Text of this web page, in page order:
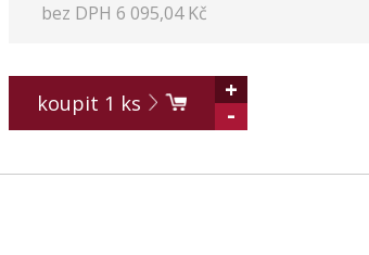
bez DPH 6 095,04 Kč
koupit 1 ks
+
-